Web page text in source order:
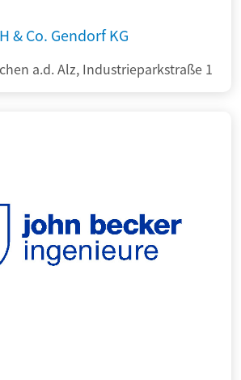
& Co. Gendorf KG
a.d. Alz, Industrieparkstraße 1